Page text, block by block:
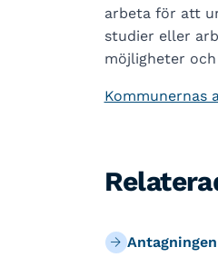
arbeta för att
studier eller
möjligheter
Kommunernas